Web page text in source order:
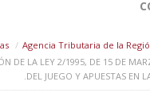
Agencia Tributaria de la
DE LA LEY 2/1995, DE 15 DE
DEL JUEGO Y APUESTAS EN